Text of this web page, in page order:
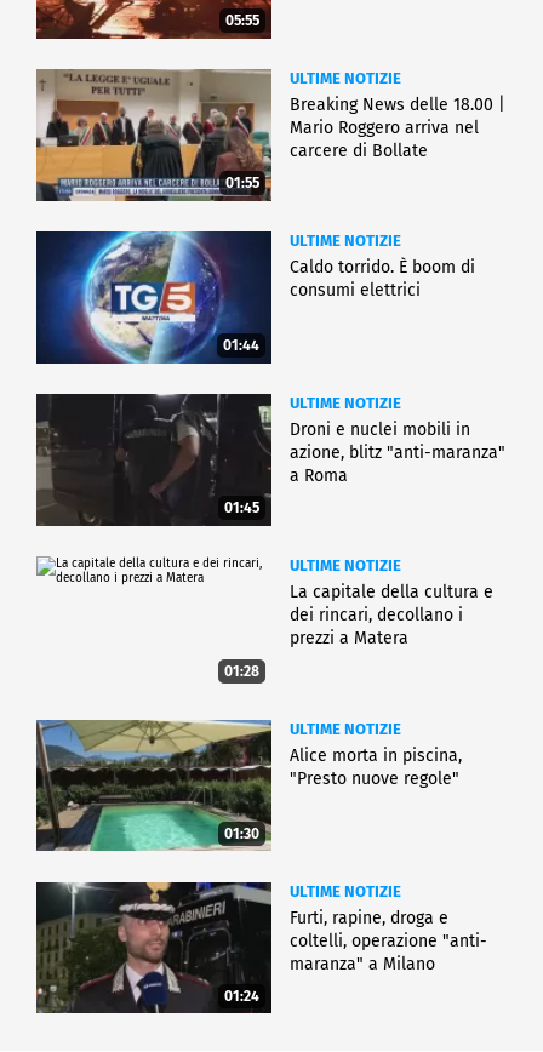
05:55
01:55
ULTIME NOTIZIE
Breaking News delle 18.00 |
Mario Roggero arriva nel
carcere di Bollate
01:44
ULTIME NOTIZIE
Caldo torrido. È boom di
consumi elettrici
01:45
ULTIME NOTIZIE
Droni e nuclei mobili in
azione, blitz "anti-maranza"
a Roma
01:28
ULTIME NOTIZIE
La capitale della cultura e
dei rincari, decollano i
prezzi a Matera
01:30
ULTIME NOTIZIE
Alice morta in piscina,
"Presto nuove regole"
01:24
ULTIME NOTIZIE
Furti, rapine, droga e
coltelli, operazione "anti-
maranza" a Milano